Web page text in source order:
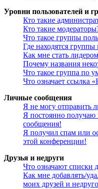
Уровни пользователей и
Кто такие
Кто такие
Что такое группы
Где находятся
Как мне стать
Почему названия
Что такое группа по
Что означает ссылка
Личные сообщения
Я не могу отправить
Я постоянно
сообщения!
Я получил спам или
этой конференции!
Друзья и недруги
Что означают списки
Как мне добавлять/
моих друзей и